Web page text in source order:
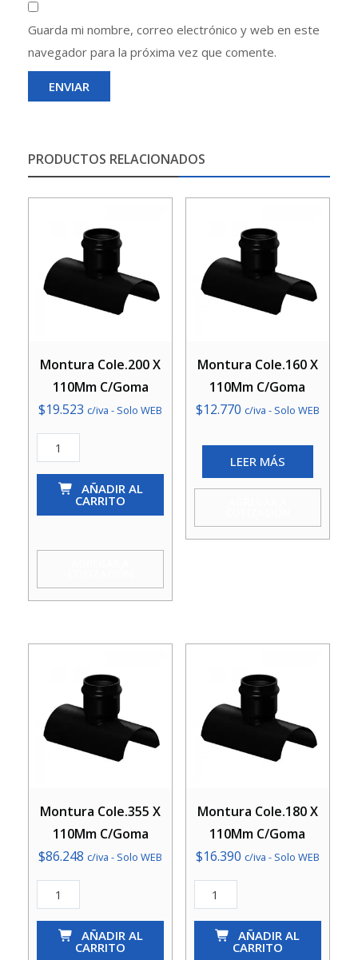
Guarda mi nombre, correo electrónico y web en este
navegador para la próxima vez que comente.
PRODUCTOS RELACIONADOS
Montura Cole.200 X
110Mm C/Goma
$19.523 c/iva - Solo WEB
Montura
Cole.200
cantidad
AÑADIR AL
CARRITO
Montura Cole.160 X
110Mm C/Goma
$12.770 c/iva - Solo WEB
LEER MÁS
Montura Cole.355 X
110Mm C/Goma
$86.248 c/iva - Solo WEB
Montura
Cole.355
AÑADIR AL
CARRITO
Montura Cole.180 X
110Mm C/Goma
$16.390 c/iva - Solo WEB
Montura
Cole.180
AÑADIR AL
CARRITO